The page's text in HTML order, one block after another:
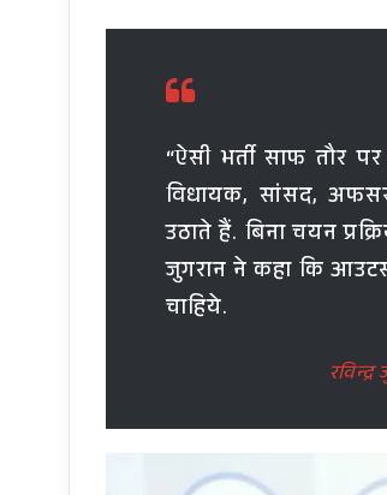
“ऐसी भर्ती साफ तौर
विधायक, सांसद,
उठाते हैं. बिना चयन
जुगरान ने कहा कि
चाहिये.